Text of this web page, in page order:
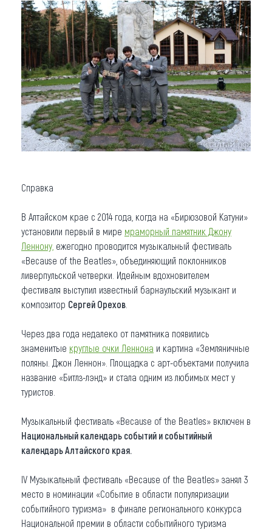
Справка
В Алтайском крае с 2014 года, когда на «Бирюзовой Катуни»
установили первый в мире мраморный памятник Джону
Леннону, ежегодно проводится музыкальный фестиваль
«Because of the Beatles», объединяющий поклонников
ливерпульской четверки. Идейным вдохновителем
фестиваля выступил известный барнаульский музыкант и
композитор Сергей Орехов
Через два года недалеко от памятника появились
знаменитые круглые очки Леннона и картина «Земляничные
поляны. Джон Леннон». Площадка с арт-объектами получила
название «Битлз-лэнд» и стала одним из любимых мест у
туристов.
Музыкальный фестиваль «Because of the Beatles» включен в
Национальный календарь событий и событийный
календарь Алтайского края.
IV Музыкальный фестиваль «Because of the Beatles» занял 3
место в номинации «Событие в области популяризации
событийного туризма» в финале регионального конкурса
Национальной премии в области событийного туризма